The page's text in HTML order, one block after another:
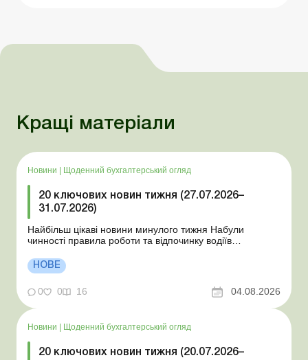
Кращі матеріали
Новини Щоденний бухгалтерський огляд
20 ключових новин тижня (27.07.2026–
31.07.2026)
Найбільш цікаві новини минулого тижня Набули
чинності правила роботи та відпочинку водіїв
стан Для сільгосппідприємств і ФОП запроваджено нові
одноразові статистичні форми З 2 серпня змінюється
порядок зарахування окремих періодів роботи до стр...
НОВЕ
0 0 16 04.08.2026
Новини Щоденний бухгалтерський огляд
20 ключових новин тижня (20.07.2026–